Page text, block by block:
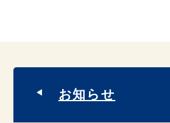
お知らせ